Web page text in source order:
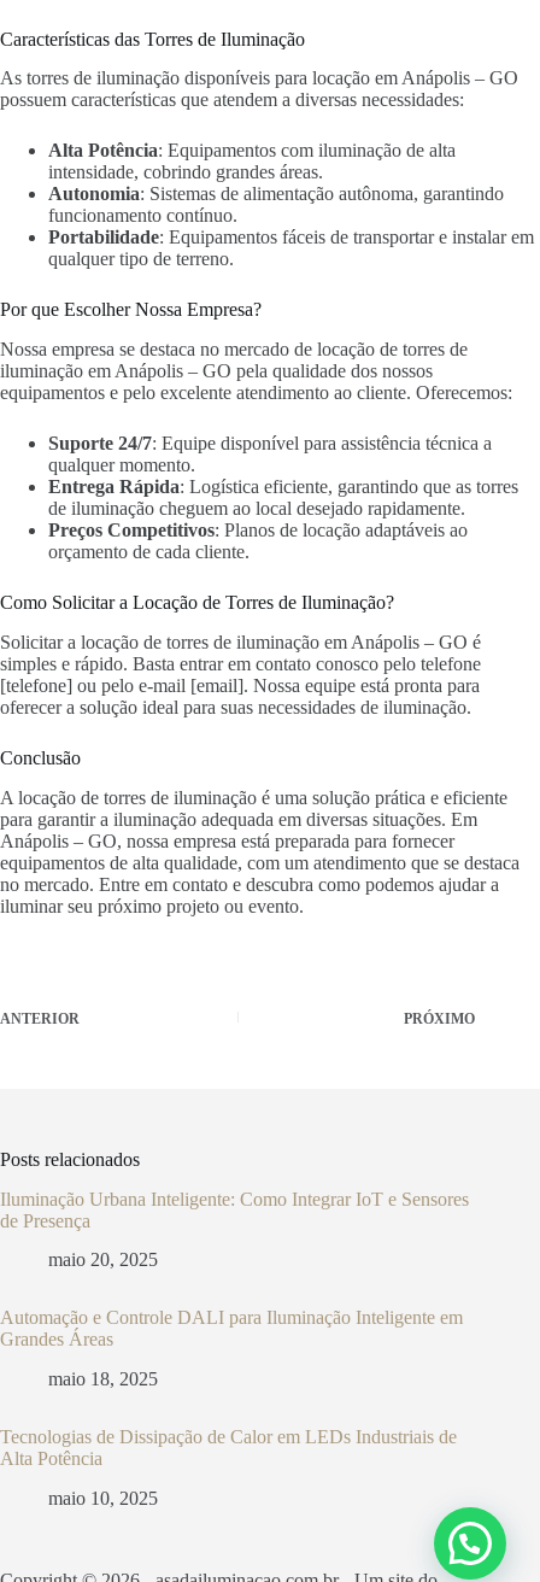
Características das Torres de Iluminação
As torres de iluminação disponíveis para locação em Anápolis – GO
possuem características que atendem a diversas necessidades:
Alta Potência: Equipamentos com iluminação de alta
intensidade, cobrindo grandes áreas.
Autonomia: Sistemas de alimentação autônoma, garantindo
funcionamento contínuo.
Portabilidade: Equipamentos fáceis de transportar e instalar em
qualquer tipo de terreno.
Por que Escolher Nossa Empresa?
Nossa empresa se destaca no mercado de locação de torres de
iluminação em Anápolis – GO pela qualidade dos nossos
equipamentos e pelo excelente atendimento ao cliente. Oferecemos:
Suporte 24/7: Equipe disponível para assistência técnica a
qualquer momento.
Entrega Rápida: Logística eficiente, garantindo que as torres
de iluminação cheguem ao local desejado rapidamente.
Preços Competitivos: Planos de locação adaptáveis ao
orçamento de cada cliente.
Como Solicitar a Locação de Torres de Iluminação?
Solicitar a locação de torres de iluminação em Anápolis – GO é
simples e rápido. Basta entrar em contato conosco pelo telefone
[telefone] ou pelo e-mail [email]. Nossa equipe está pronta para
oferecer a solução ideal para suas necessidades de iluminação.
Conclusão
A locação de torres de iluminação é uma solução prática e eficiente
para garantir a iluminação adequada em diversas situações. Em
Anápolis – GO, nossa empresa está preparada para fornecer
equipamentos de alta qualidade, com um atendimento que se destaca
no mercado. Entre em contato e descubra como podemos ajudar a
iluminar seu próximo projeto ou evento.
ANTERIOR PRÓXIMO
Posts relacionados
Iluminação Urbana Inteligente: Como Integrar IoT e Sensores
de Presença
maio 20, 2025
Automação e Controle DALI para Iluminação Inteligente em
Grandes Áreas
maio 18, 2025
Tecnologias de Dissipação de Calor em LEDs Industriais de
Alta Potência
maio 10, 2025